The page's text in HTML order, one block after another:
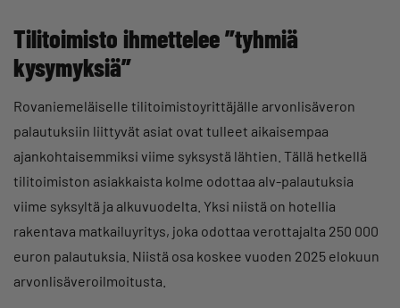
Tilitoimisto ihmettelee ”tyhmiä
kysymyksiä”
Rovaniemeläiselle tilitoimistoyrittäjälle arvonlisäveron
palautuksiin liittyvät asiat ovat tulleet aikaisempaa
ajankohtaisemmiksi viime syksystä lähtien. Tällä hetkellä
tilitoimiston asiakkaista kolme odottaa alv-palautuksia
viime syksyltä ja alkuvuodelta. Yksi niistä on hotellia
rakentava matkailuyritys, joka odottaa verottajalta 250 000
euron palautuksia. Niistä osa koskee vuoden 2025 elokuun
arvonlisäveroilmoitusta.